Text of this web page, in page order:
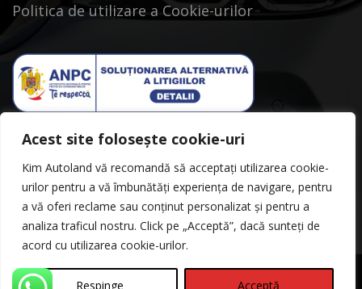
Acest site folosește cookie-uri
Kim Autoland vă recomandă să acceptați utilizarea cookie-
urilor pentru a vă îmbunătăți experiența de navigare, pentru
a vă oferi reclame sau conținut personalizat și pentru a
analiza traficul nostru. Click pe „Acceptă”, dacă sunteți de
acord cu utilizarea cookie-urilor.
Respinge Acceptă
Politica de utilizare a Cookie-urilor